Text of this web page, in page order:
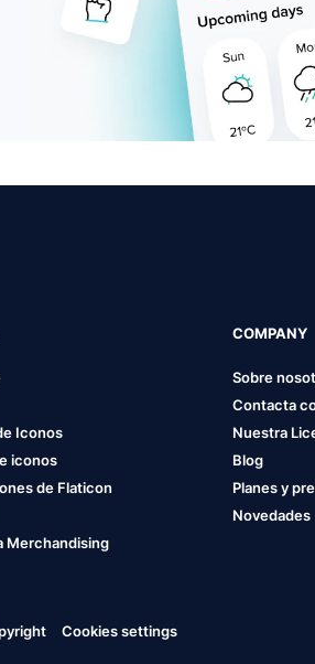
Iconos
iconos
de Flaticon
Merchandising
COMPANY
Sobre
Contacta
Nuestra
Blog
Planes y
Novedades
Cookies settings